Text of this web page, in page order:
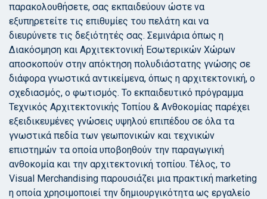
παρακολουθήσετε, σας εκπαιδεύουν ώστε να
εξυπηρετείτε τις επιθυμίες του πελάτη και να
διευρύνετε τις δεξιότητές σας. Σεμινάρια όπως η
Διακόσμηση και Αρχιτεκτονική Εσωτερικών Χώρων
αποσκοπούν στην απόκτηση πολυδιάστατης γνώσης σε
διάφορα γνωστικά αντικείμενα, όπως η αρχιτεκτονική, ο
σχεδιασμός, ο φωτισμός. Το εκπαιδευτικό πρόγραμμα
Τεχνικός Αρχιτεκτονικής Τοπίου & Ανθοκομίας παρέχει
εξειδικευμένες γνώσεις υψηλού επιπέδου σε όλα τα
γνωστικά πεδία των γεωπονικών και τεχνικών
επιστημών τα οποία υποβοηθούν την παραγωγική
ανθοκομία και την αρχιτεκτονική τοπίου. Τέλος, το
Visual Merchandising παρουσιάζει μια πρακτική marketing
η οποία χρησιμοποιεί την δημιουργικότητα ως εργαλείο